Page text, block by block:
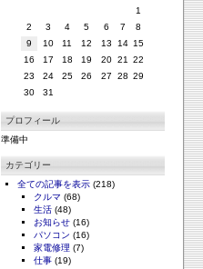
1
2
3 4 5 6 7
8
9
10 11 12 13 14 15
16
17 18 19 20 21
22
23
24 25 26 27 28 29
30
31
プロフィール
準備中
カテゴリー
全ての記事を表示 (218)
クルマ (68)
生活 (48)
お知らせ (16)
パソコン (16)
家電修理 (7)
仕事 (19)